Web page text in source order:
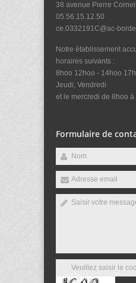
38 avenue Pierre
05.56.15.12.50
ce.0332191C@ac-
Notre établissement
horaires suivants :
8hoo 12hoo - 14hoo
Jeudi, Vendredi
et le mercredi de 8hoo à
Formulaire de